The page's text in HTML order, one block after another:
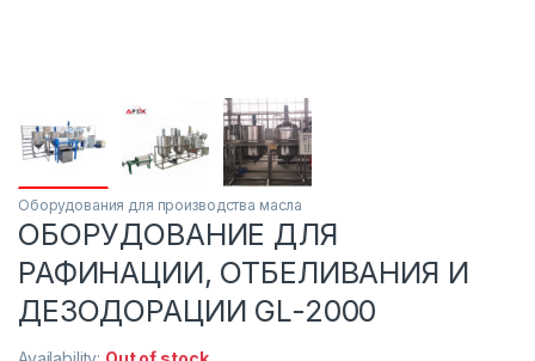
Оборудования для производства масла
ОБОРУДОВАНИЕ ДЛЯ
РАФИНАЦИИ, ОТБЕЛИВАНИЯ И
ДЕЗОДОРАЦИИ GL-2000